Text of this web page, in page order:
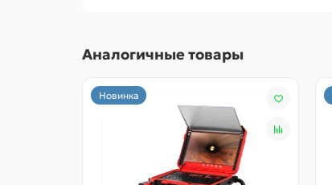
Аналогичные товары
Новинка